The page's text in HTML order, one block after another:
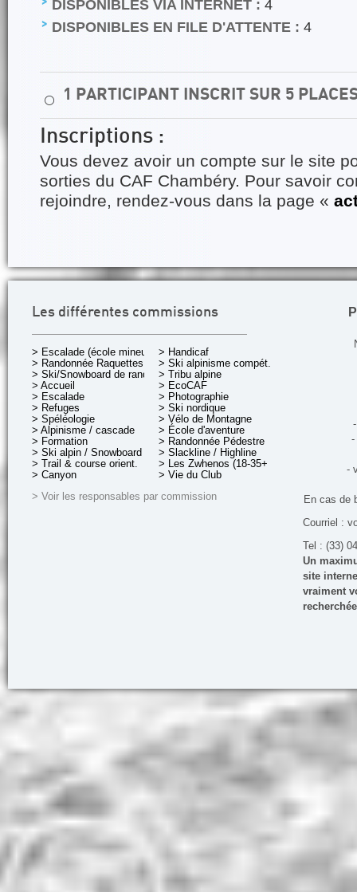
DISPONIBLES VIA INTERNET : 4
DISPONIBLES EN FILE D'ATTENTE : 4
⚪ 1 PARTICIPANT INSCRIT SUR 5
Inscriptions :
Vous devez avoir un compte sur le site
sorties du CAF Chambéry. Pour savoir
rejoindre, rendez-vous dans la page «
Les différentes commissions
> Escalade (école mineurs)
> Randonnée Raquettes
> Ski/Snowboard de rando.
> Accueil
> Escalade
> Refuges
> Spéléologie
> Alpinisme / cascade
> Formation
> Ski alpin / Snowboard
> Trail & course orient.
> Canyon
> Handicaf
> Ski alpinisme compét.
> Tribu alpine
> EcoCAF
> Photographie
> Ski nordique
> Vélo de Montagne
> École d'aventure
> Randonnée Pédestre
> Slackline / Highline
> Les Zwhenos (18-35+ ans)
> Vie du Club
> Voir les responsables par commission
-
-
En cas de
Courriel :
Tel : (33)
Un
site
vraiment